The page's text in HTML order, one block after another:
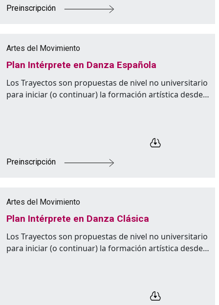
Preinscripción
Artes del Movimiento
Plan Intérprete en Danza Española
Los Trayectos son propuestas de nivel no universitario
para iniciar (o continuar) la formación artística desde…
Preinscripción
Artes del Movimiento
Plan Intérprete en Danza Clásica
Los Trayectos son propuestas de nivel no universitario
para iniciar (o continuar) la formación artística desde…